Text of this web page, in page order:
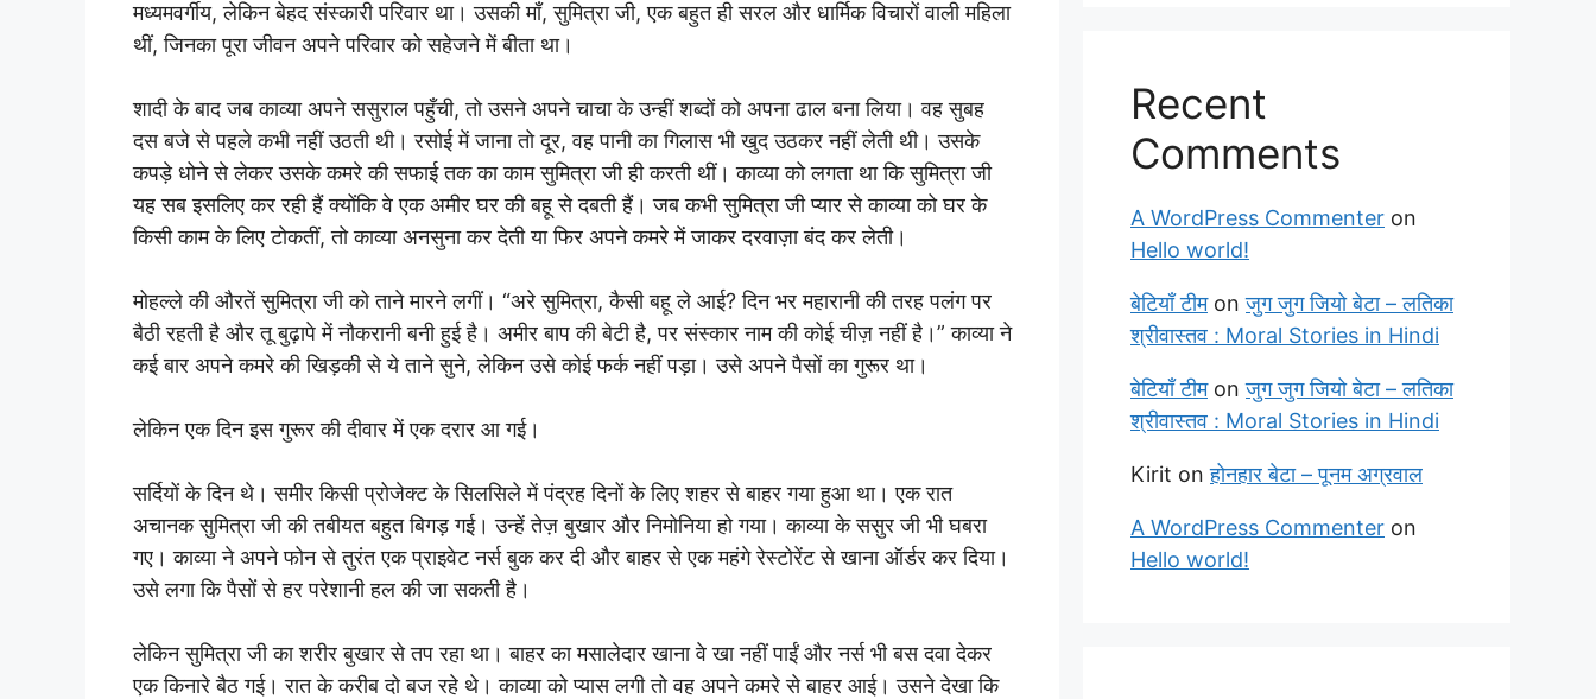
मध्यमवर्गीय, लेकिन बेहद संस्कारी परिवार था। उसकी माँ, सुमित्रा जी, एक बहुत ही सरल और धार्मिक विचारों वाली महिला
थीं, जिनका पूरा जीवन अपने परिवार को सहेजने में बीता था।
शादी के बाद जब काव्या अपने ससुराल पहुँची, तो उसने अपने चाचा के उन्हीं शब्दों को अपना ढाल बना लिया। वह सुबह
दस बजे से पहले कभी नहीं उठती थी। रसोई में जाना तो दूर, वह पानी का गिलास भी खुद उठकर नहीं लेती थी। उसके
कपड़े धोने से लेकर उसके कमरे की सफाई तक का काम सुमित्रा जी ही करती थीं। काव्या को लगता था कि सुमित्रा जी
यह सब इसलिए कर रही हैं क्योंकि वे एक अमीर घर की बहू से दबती हैं। जब कभी सुमित्रा जी प्यार से काव्या को घर के
किसी काम के लिए टोकतीं, तो काव्या अनसुना कर देती या फिर अपने कमरे में जाकर दरवाज़ा बंद कर लेती।
मोहल्ले की औरतें सुमित्रा जी को ताने मारने लगीं। “अरे सुमित्रा, कैसी बहू ले आई? दिन भर महारानी की तरह पलंग पर
बैठी रहती है और तू बुढ़ापे में नौकरानी बनी हुई है। अमीर बाप की बेटी है, पर संस्कार नाम की कोई चीज़ नहीं है।” काव्या ने
कई बार अपने कमरे की खिड़की से ये ताने सुने, लेकिन उसे कोई फर्क नहीं पड़ा। उसे अपने पैसों का गुरूर था।
लेकिन एक दिन इस गुरूर की दीवार में एक दरार आ गई।
सर्दियों के दिन थे। समीर किसी प्रोजेक्ट के सिलसिले में पंद्रह दिनों के लिए शहर से बाहर गया हुआ था। एक रात
अचानक सुमित्रा जी की तबीयत बहुत बिगड़ गई। उन्हें तेज़ बुखार और निमोनिया हो गया। काव्या के ससुर जी भी घबरा
गए। काव्या ने अपने फोन से तुरंत एक प्राइवेट नर्स बुक कर दी और बाहर से एक महंगे रेस्टोरेंट से खाना ऑर्डर कर दिया।
उसे लगा कि पैसों से हर परेशानी हल की जा सकती है।
लेकिन सुमित्रा जी का शरीर बुखार से तप रहा था। बाहर का मसालेदार खाना वे खा नहीं पाईं और नर्स भी बस दवा देकर
एक किनारे बैठ गई। रात के करीब दो बज रहे थे। काव्या को प्यास लगी तो वह अपने कमरे से बाहर आई। उसने देखा कि
Recent
Comments
A WordPress Commenter on
Hello world!
बेटियाँ टीमonजुग जुग जियो बेटा – लतिका
श्रीवास्तव : Moral Stories in Hindi
बेटियाँ टीमonजुग जुग जियो बेटा – लतिका
श्रीवास्तव : Moral Stories in Hindi
Kirit onहोनहार बेटा – पूनम अग्रवाल
A WordPress Commenter on
Hello world!